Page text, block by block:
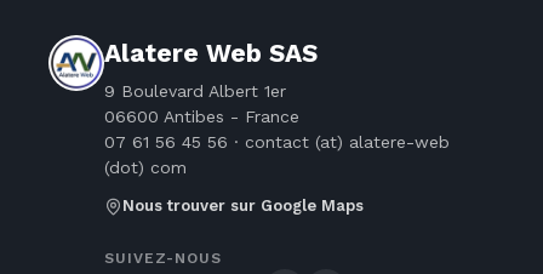
Alatere Web SAS
9 Boulevard Albert 1er
06600 Antibes - France
07 61 56 45 56 · contact (at) alatere-web
(dot) com
Nous trouver sur Google Maps
SUIVEZ-NOUS